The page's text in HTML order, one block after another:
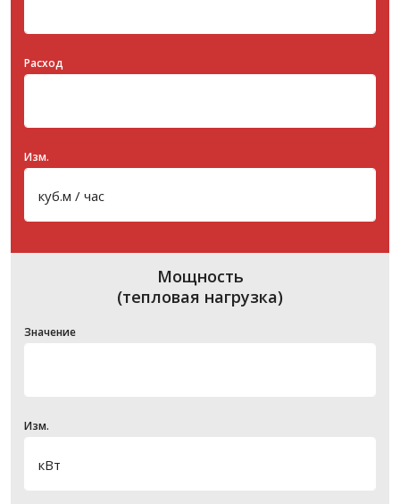
Расход
Изм.
Мощность
(тепловая нагрузка)
Значение
Изм.